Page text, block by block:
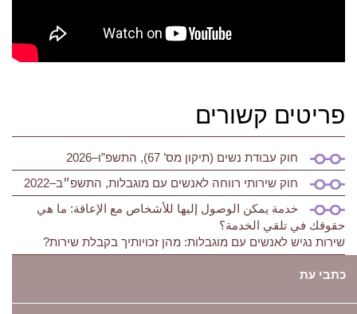
פריטים קשורים
חוק עבודת נשים (תיקון מס’ 67), התשפ”ו–2026
חוק שירותי רווחה לאנשים עם מוגבלות, התשפ״ב–2022
خدمة يمكن الوصول إليها للأشخاص مع الإعاقة: ما هي
حقوقك في تلقي الخدمة؟
שירות נגיש לאנשים עם מוגבלות: מהן זכויותיך בקבלת שירות?
כתבי עת